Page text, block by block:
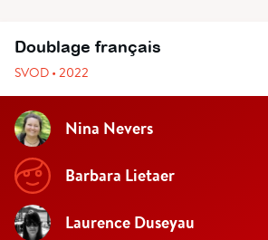
Doublage français
SVOD • 2022
Nina Nevers
Barbara Lietaer
Laurence Duseyau